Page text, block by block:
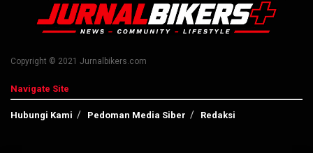
Copyright © 2021 Jurnalbikers.com
Navigate Site
Hubungi Kami Pedoman Media Siber Redaksi